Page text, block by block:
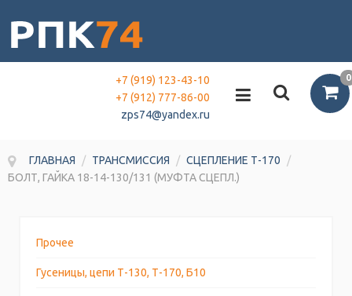
0
+7 (919) 123-43-10
+7 (912) 777-86-00
zps74@yandex.ru
ГЛАВНАЯ / ТРАНСМИССИЯ / СЦЕПЛЕНИЕ Т-170
/
БОЛТ, ГАЙКА 18-14-130/131 (МУФТА СЦЕПЛ.)
Прочее
Гусеницы, цепи Т-130, Т-170, Б10